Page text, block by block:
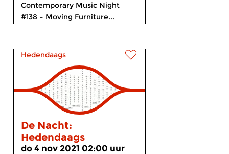
Contemporary Music Night
#138 – Moving Furniture...
Hedendaags
De Nacht:
Hedendaags
do 4 nov 2021 02:00 uur